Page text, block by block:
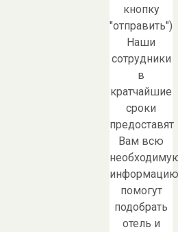
кнопку
"отправить")
Наши
сотрудники
в
кратчайшие
сроки
предоставят
Вам всю
помогут
подобрать
отель и